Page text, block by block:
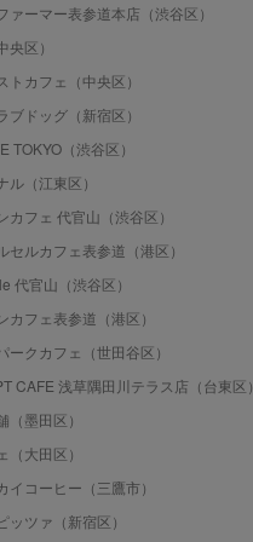
ァーマー表参道本店（渋谷区）
央区）
トカフェ（中央区）
ブドッグ（新宿区）
TOKYO（渋谷区）
ル（江東区）
カフェ 代官山（渋谷区）
セルカフェ表参道（港区）
代官山（渋谷区）
カフェ表参道（港区）
ークカフェ（世田谷区）
CAFE 浅草隅田川テラス店（台東区）
（墨田区）
（大田区）
イコーヒー（三鷹市）
ッツァ（新宿区）